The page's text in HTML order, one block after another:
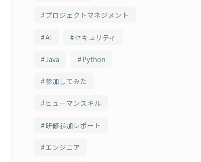
プロジェクトマネジメント
AI セキュリティ
Java Python
参加してみた
ヒューマンスキル
研修参加レポート
エンジニア